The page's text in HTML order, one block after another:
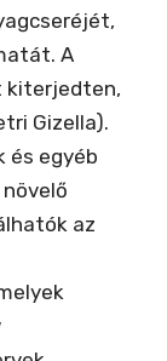
A
kiterjedten,
Gizella).
és egyéb
az